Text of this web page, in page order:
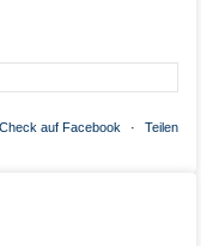
Check auf Facebook · Teilen